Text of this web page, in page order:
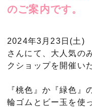
のご案内です。
2024年3月23日(土)
さんにて、大人気の
クショップを開催い
『桃色』か『緑色』
輪ゴムとビー玉を使